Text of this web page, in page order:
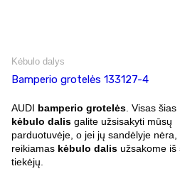
Kėbulo dalys
Bamperio grotelės 133127-4
AUDI bamperio grotelės . Visas šias
kėbulo dalis galite užsisakyti mūsų
parduotuvėje, o jei jų sandėlyje nėra,
reikiamas kėbulo dalis užsakome iš
tiekėjų.